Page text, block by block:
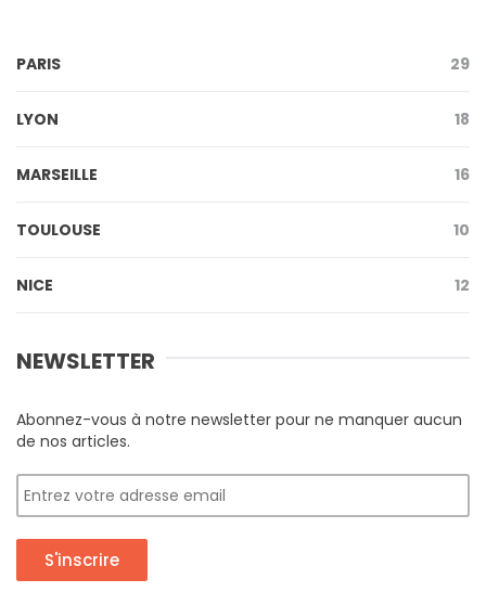
PARIS 29
LYON 18
MARSEILLE 16
TOULOUSE 10
NICE 12
NEWSLETTER
Abonnez-vous à notre newsletter pour ne manquer aucun
de nos articles.
S'inscrire